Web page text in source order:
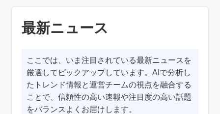
最新ニュース
ここでは、いま注目されている最新ニュースを
厳選してピックアップしています。AIで分析し
たトレンド情報と運営チームの視点を融合する
ことで、信頼性の高い速報や注目度の高い話題
をバランスよくお届けします。